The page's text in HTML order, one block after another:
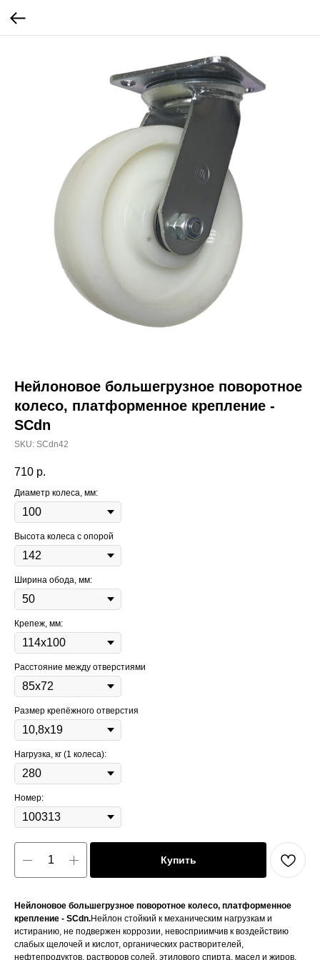
Нейлоновое большегрузное поворотное
колесо, платформенное крепление -
SCdn
SKU: SCdn42
710 р.
Диаметр колеса, мм:
Высота колеса с опорой
Ширина обода, мм:
Крепеж, мм:
Расстояние между отверстиями
Размер крепёжного отверстия
Нагрузка, кг (1 колеса):
Номер:
Купить
Нейлоновое большегрузное поворотное колесо, платформенное
крепление - SCdn.Нейлон стойкий к механическим нагрузкам и
истиранию, не подвержен коррозии, невосприимчив к воздействию
слабых щелочей и кислот, органических растворителей,
нефтепродуктов, растворов солей, этилового спирта, масел и жиров.